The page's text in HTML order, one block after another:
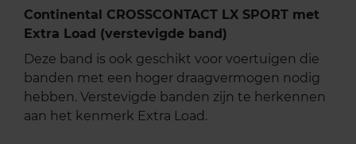
Continental CROSSCONTACT LX SPORT met
Extra Load (verstevigde band)
Deze band is ook geschikt voor voertuigen die
banden met een hoger draagvermogen nodig
hebben. Verstevigde banden zijn te herkennen
aan het kenmerk Extra Load.